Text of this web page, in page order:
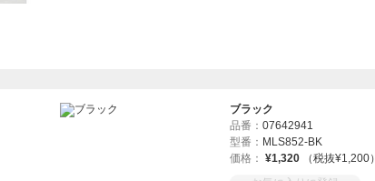
ブラック
品番： 07642941
型番： MLS852-BK
価格： ¥1,320 （税抜¥1,200）